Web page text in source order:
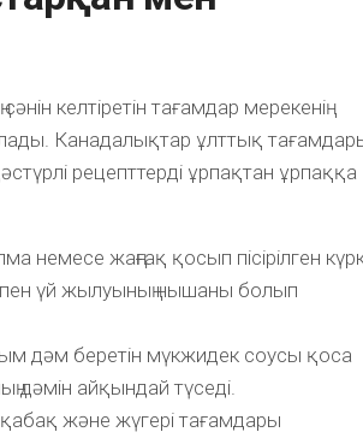
келтіретін тағамдар мерекенің
Канадалықтар ұлттық
рецепттерді ұрпақтан ұрпаққа
немесе жаңғақ қосып пісірілген
үй жылуының нышаны болып
дәм беретін мүкжидек соусы қоса
дәмін айқындай түседі.
және жүгері тағамдары